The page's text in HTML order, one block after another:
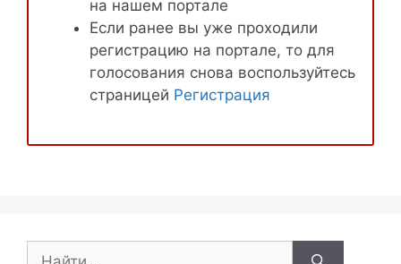
на нашем портале
Если ранее вы уже проходили
регистрацию на портале, то для
голосования снова воспользуйтесь
страницей Регистрация